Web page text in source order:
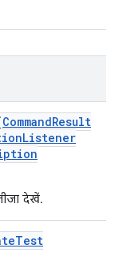
CommandResult
Listener
देखें.
Test